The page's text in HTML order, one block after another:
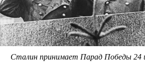
Сталин принимает Парад Победы 24